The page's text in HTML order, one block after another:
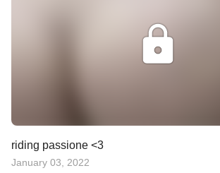
riding passione <3
January 03, 2022